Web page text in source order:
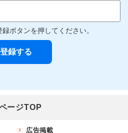
ボタンを押してください。
ージTOP
広告掲載